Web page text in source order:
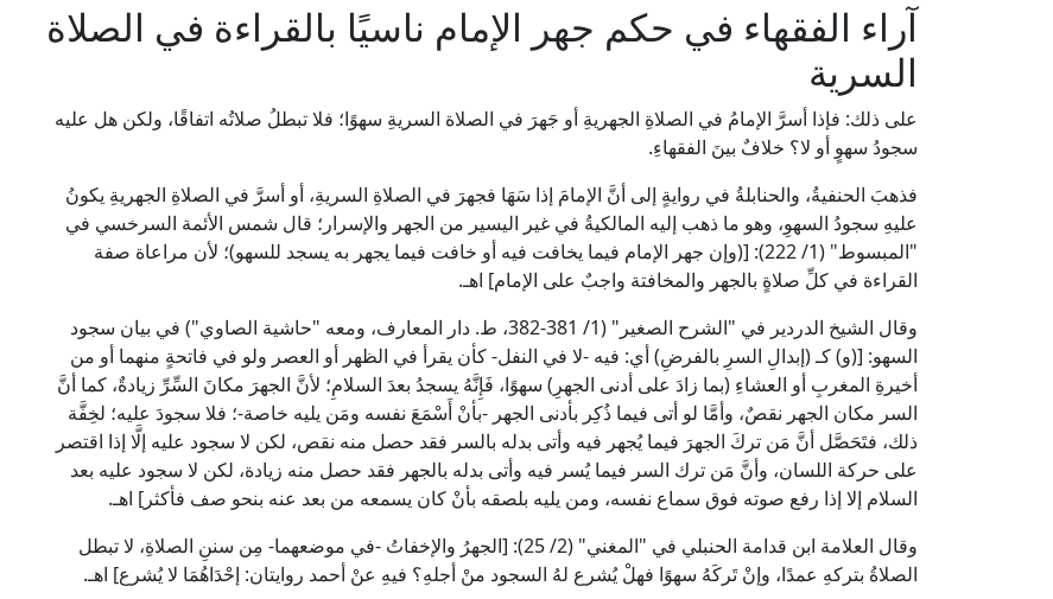
آراء الفقهاء في حكم جهر الإمام ناسيًا بالقراءة في الصلاة
السرية
على ذلك: فإذا أسرَّ الإمامُ في الصلاةِ الجهريةِ أو جَهرَ في الصلاة السريةِ سهوًا؛ فلا تبطلُ صلاتُه اتفاقًا، ولكن هل عليه
سجودُ سهوٍ أو لا؟ خلافٌ بينَ الفقهاءِ.
فذهبَ الحنفيةُ، والحنابلةُ في روايةٍ إلى أنَّ الإمامَ إذا سَهَا فجهرَ في الصلاةِ السريةِ، أو أسرَّ في الصلاةِ الجهريةِ يكونُ
عليهِ سجودُ السهوِ، وهو ما ذهب إليه المالكيةُ في غير اليسير من الجهر والإسرار؛ قال شمس الأئمة السرخسي في
"المبسوط" (1/ 222): [(وإن جهر الإمام فيما يخافت فيه أو خافت فيما يجهر به يسجد للسهو)؛ لأن مراعاة صفة
القراءة في كلِّ صلاةٍ بالجهر والمخافتة واجبٌ على الإمام] اهـ.
وقال الشيخ الدردير في "الشرح الصغير" (1/ 381-382، ط. دار المعارف، ومعه "حاشية الصاوي") في بيان سجود
السهو: [(و) كـ (إبدالِ السرِ بالفرضِ) أي: فيه -لا في النفل- كأن يقرأ في الظهر أو العصر ولو في فاتحةٍ منهما أو من
أخيرةِ المغربِ أو العشاءِ (بما زادَ على أدنى الجهرِ) سهوًا، فَإِنَّهُ يسجدُ بعدَ السلامِ؛ لأنَّ الجهرَ مكانَ السِّرِّ زيادةٌ، كما أنَّ
السر مكان الجهر نقصٌ، وأمَّا لو أتى فيما ذُكِر بأدنى الجهر -بأنْ أَسْمَعَ نفسه ومَن يليه خاصة-؛ فلا سجودَ عليه؛ لخِفَّة
ذلك، فتَحَصَّل أنَّ مَن تركَ الجهرَ فيما يُجهر فيه وأتى بدله بالسر فقد حصل منه نقص، لكن لا سجود عليه إلَّا إذا اقتصر
على حركة اللسان، وأنَّ مَن ترك السر فيما يُسر فيه وأتى بدله بالجهر فقد حصل منه زيادة، لكن لا سجود عليه بعد
السلام إلا إذا رفع صوته فوق سماع نفسه، ومن يليه بلصقه بأنْ كان يسمعه من بعد عنه بنحو صف فأكثر] اهـ.
وقال العلامة ابن قدامة الحنبلي في "المغني" (2/ 25): [الجهرُ والإخفاتُ -في موضعهما- مِن سننِ الصلاةِ، لا تبطل
الصلاةُ بتركهِ عمدًا، وإنْ تَركَهُ سهوًا فهلْ يُشرع لهُ السجود منْ أجلهِ؟ فيهِ عنْ أحمد روايتان: إحْدَاهُمَا لا يُشرع] اهـ.